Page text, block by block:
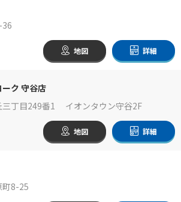
36
地図 詳細
ク 守谷店
三丁目249番1 イオンタウン守谷2F
地図 詳細
町8-25